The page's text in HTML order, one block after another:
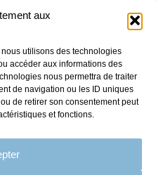
aux
utilisons des technologies
accéder aux informations des
nous permettra de traiter
de navigation ou les ID uniques
de retirer son consentement peut
et fonctions.
SITE